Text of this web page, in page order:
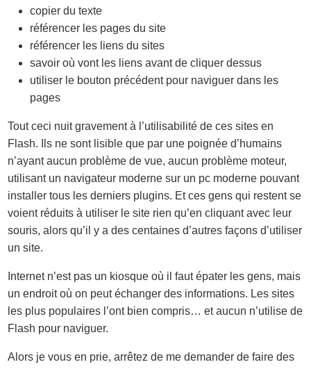
copier du texte
référencer les pages du site
référencer les liens du sites
savoir où vont les liens avant de cliquer dessus
utiliser le bouton précédent pour naviguer dans les
pages
Tout ceci nuit gravement à l’utilisabilité de ces sites en
Flash. Ils ne sont lisible que par une poignée d’humains
n’ayant aucun problème de vue, aucun problème moteur,
utilisant un navigateur moderne sur un pc moderne pouvant
installer tous les derniers plugins. Et ces gens qui restent se
voient réduits à utiliser le site rien qu’en cliquant avec leur
souris, alors qu’il y a des centaines d’autres façons d’utiliser
un site.
Internet n’est pas un kiosque où il faut épater les gens, mais
un endroit où on peut échanger des informations. Les sites
les plus populaires l’ont bien compris… et aucun n’utilise de
Flash pour naviguer.
Alors je vous en prie, arrêtez de me demander de faire des